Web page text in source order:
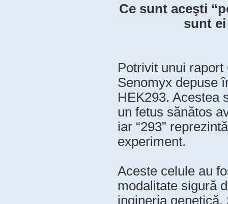
Ce sunt aceşti
sunt
Potrivit unui
Senomyx depuse
HEK293. Acestea
un fetus sănătos
iar “293”
experiment.
Aceste celule au
modalitate sigură
ingineria